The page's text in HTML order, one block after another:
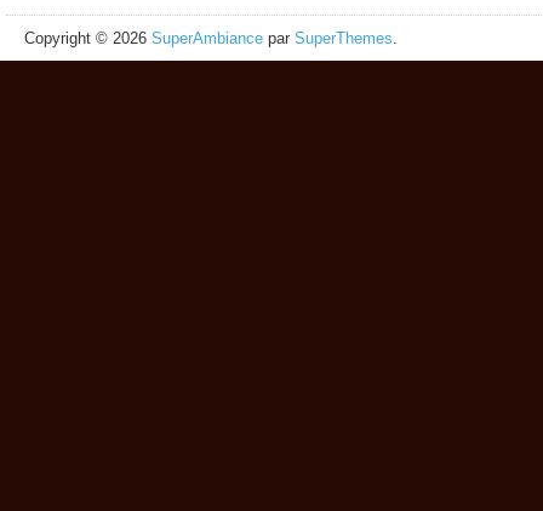
Copyright © 2026 SuperAmbiance par SuperThemes.